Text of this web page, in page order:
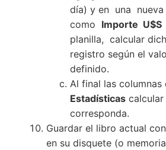
día) y en una
como Importe U$S
planilla, calcular
registro según el
definido.
Al final las columnas
Estadísticas
corresponda.
Guardar el libro actual
en su disquete (o